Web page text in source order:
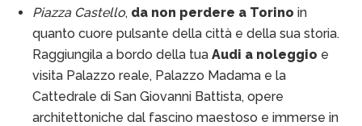
Piazza Castello, da non perdere a Torino in
quanto cuore pulsante della città e della sua storia.
Raggiungila a bordo della tua Audi a noleggio e
visita Palazzo reale, Palazzo Madama e la
Cattedrale di San Giovanni Battista, opere
architettoniche dal fascino maestoso e immerse in